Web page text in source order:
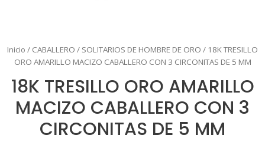
Inicio / CABALLERO / SOLITARIOS DE HOMBRE DE ORO / 18K TRESILLO
ORO AMARILLO MACIZO CABALLERO CON 3 CIRCONITAS DE 5 MM
18K TRESILLO ORO AMARILLO
MACIZO CABALLERO CON 3
CIRCONITAS DE 5 MM